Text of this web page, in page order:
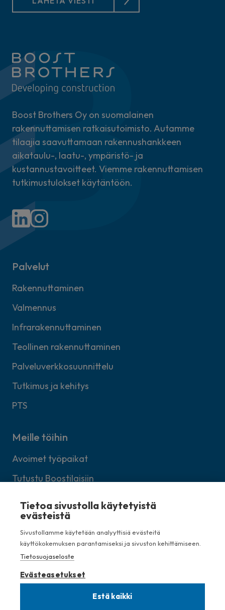
Boost Brothers Oy on suomalainen
rakennuttamisen ratkaisutoimisto. Autamme
tilaajia saavuttamaan rakennushankkeen
aikataulu-, laatu-, ympäristö- ja
kustannustavoitteet. Viemme rakennuttamisen
tutkimustulokset käytäntöön.
Palvelut
Rakennuttaminen
Valmennus
Infrarakennuttaminen
Teollinen rakennuttaminen
Palveluverkkosuunnittelu
Tutkimus ja kehitys
PTS
Meille töihin
Avoimet työpaikat
Tutustu Boostilaisiin
Kellosilta 7, 00520 Helsinki
+358 (0)40 750 2775
info (at) boostbrothers.fi
Tietoa sivustolla käytetyistä
evästeistä
Sivustollamme käytetään analyyttisiä evästeitä
käyttökokemuksen parantamiseksi ja sivuston kehittämiseen.
Tietosuojaseloste
Evästeasetukset
Estä kaikki